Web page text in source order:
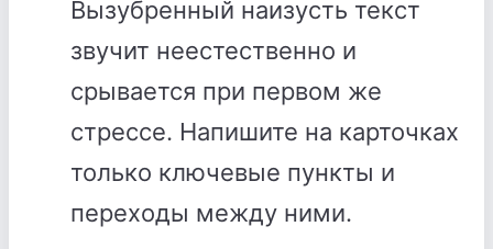
Вызубренный наизусть текст
звучит неестественно и
срывается при первом же
стрессе. Напишите на карточках
только ключевые пункты и
переходы между ними.